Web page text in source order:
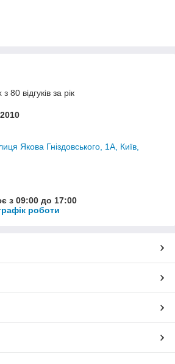
80 відгуків за рік
Якова Гніздовського, 1А, Київ,
з 09:00 до 17:00
роботи